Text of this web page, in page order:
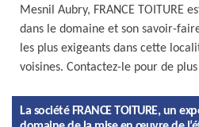
Mesnil Aubry, FRANCE TOITURE
dans le domaine et son savoir-
les plus exigeants dans cette
voisines. Contactez-le pour de
La société FRANCE TOITURE, un